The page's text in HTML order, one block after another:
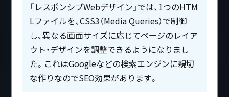
「レスポンシブWebデザイン」では、1つのHTM
Lファイルを、CSS3（Media Queries）で制御
し、異なる画面サイズに応じてページのレイア
ウト・デザインを調整できるようになりまし
た。これはGoogleなどの検索エンジンに親切
な作りなのでSEO効果があります。